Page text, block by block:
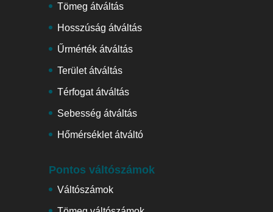
Tömeg átváltás
Hosszúság átváltás
Űrmérték átváltás
Terület átváltás
Térfogat átváltás
Sebesség átváltás
Hőmérséklet átváltó
Pontos váltószámok
Váltószámok